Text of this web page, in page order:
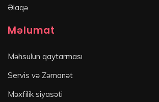
Əlaqə
Məlumat
Məhsulun qaytarması
Servis və Zəmanət
Məxfilik siyasəti